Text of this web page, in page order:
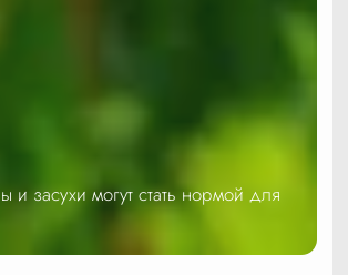
и засухи могут стать нормой для